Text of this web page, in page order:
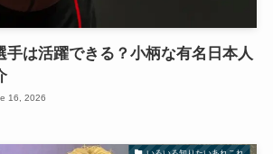
手は活躍できる？小柄な有名日本人
16, 2026